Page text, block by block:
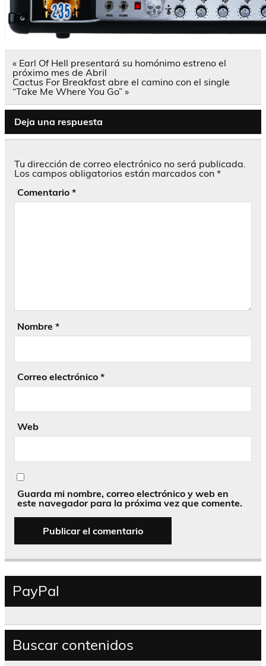
Navegación
de
entradas
« Earl Of Hell presentará su homónimo estreno el
próximo mes de Abril
Cactus For Breakfast abre el camino con el single
“Take Me Where You Go” »
Deja una respuesta
Tu dirección de correo electrónico no será publicada.
Los campos obligatorios están marcados con *
Comentario *
Nombre *
Correo electrónico *
Web
Guarda mi nombre, correo electrónico y web en
este navegador para la próxima vez que comente.
PayPal
Buscar contenidos